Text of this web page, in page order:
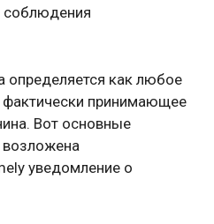
соблюдения
как любое
фактически принимающее
Вот основные
возложена
уведомление о